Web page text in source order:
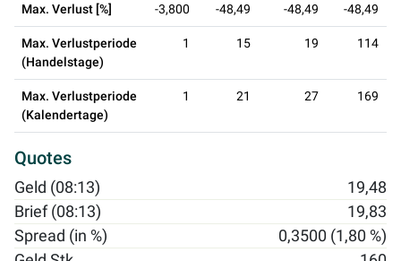
Max. Verlust [%] -3,800 -48,49 -48,49 -48,49
Max. Verlustperiode
(Handelstage)
1 15 19 114
Max. Verlustperiode
(Kalendertage)
1 21 27 169
Quotes
Geld (08:13)
19,48
Brief (08:13)
19,83
Spread (in %)
0,3500 (1,80 %)